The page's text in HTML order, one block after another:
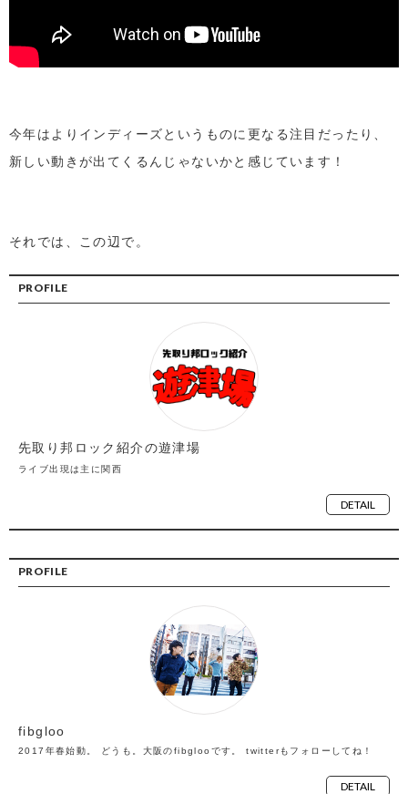
今年はよりインディーズというものに更なる注目だったり、
新しい動きが出てくるんじゃないかと感じています！
それでは、この辺で。
PROFILE
先取り邦ロック紹介の遊津場
ライブ出現は主に関西
DETAIL
PROFILE
fibgloo
2017年春始動。 どうも。大阪のfibglooです。 twitterもフォローしてね！
DETAIL